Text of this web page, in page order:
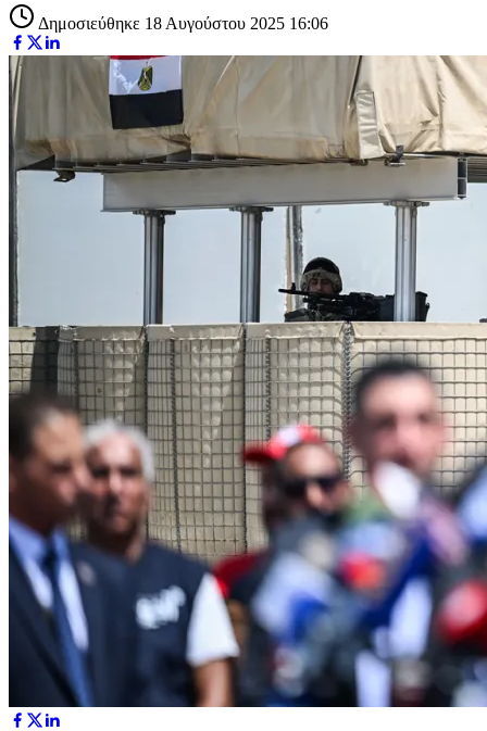
Δημοσιεύθηκε 18 Αυγούστου 2025 16:06